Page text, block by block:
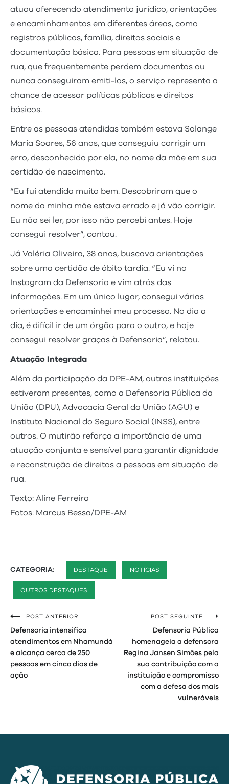
atuou oferecendo atendimento jurídico, orientações
e encaminhamentos em diferentes áreas, como
registros públicos, família, direitos sociais e
documentação básica. Para pessoas em situação de
rua, que frequentemente perdem documentos ou
nunca conseguiram emiti-los, o serviço representa a
chance de acessar políticas públicas e direitos
básicos.
Entre as pessoas atendidas também estava Solange
Maria Soares, 56 anos, que conseguiu corrigir um
erro, desconhecido por ela, no nome da mãe em sua
certidão de nascimento.
“Eu fui atendida muito bem. Descobriram que o
nome da minha mãe estava errado e já vão corrigir.
Eu não sei ler, por isso não percebi antes. Hoje
consegui resolver”, contou.
Já Valéria Oliveira, 38 anos, buscava orientações
sobre uma certidão de óbito tardia. “Eu vi no
Instagram da Defensoria e vim atrás das
informações. Em um único lugar, consegui várias
orientações e encaminhei meu processo. No dia a
dia, é difícil ir de um órgão para o outro, e hoje
consegui resolver graças à Defensoria”, relatou.
Atuação Integrada
Além da participação da DPE-AM, outras instituições
estiveram presentes, como a Defensoria Pública da
União (DPU), Advocacia Geral da União (AGU) e
Instituto Nacional do Seguro Social (INSS), entre
outros. O mutirão reforça a importância de uma
atuação conjunta e sensível para garantir dignidade
e reconstrução de direitos a pessoas em situação de
rua.
Texto: Aline Ferreira
Fotos: Marcus Bessa/DPE-AM
CATEGORIA: DESTAQUE NOTÍCIAS
OUTROS DESTAQUES
Navegação
de
Post
POST ANTERIOR
Defensoria intensifica
atendimentos em Nhamundá
e alcança cerca de 250
pessoas em cinco dias de
ação
POST SEGUINTE
Defensoria Pública
homenageia a defensora
Regina Jansen Simões pela
sua contribuição com a
instituição e compromisso
com a defesa dos mais
vulneráveis